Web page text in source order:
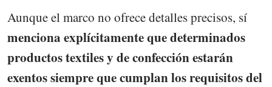
Aunque el marco no ofrece detalles precisos, sí
menciona explícitamente que determinados
productos textiles y de confección estarán
exentos siempre que cumplan los requisitos del